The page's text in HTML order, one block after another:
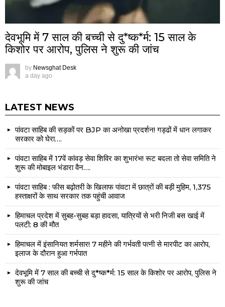
देवभूमि में 7 साल की बच्ची से दु*ष्क*र्म: 15 साल के
किशोर पर आरोप, पुलिस ने शुरू की जांच
by Newsghat Desk
a day ago
LATEST NEWS
पांवटा साहिब की सड़कों पर BJP का अनोखा प्रदर्शन! गड्ढों में धान लगाकर
सरकार को घेरा….
पांवटा साहिब में 17वें कांवड़ सेवा शिविर का शुभारंभ! रूट बदला तो सेवा समिति ने
शुरू की मोबाइल भंडारा वैन….
पांवटा साहिब : फीस बढ़ोतरी के खिलाफ पांवटा में छात्रों की बड़ी मुहिम, 1,375
हस्ताक्षरों के साथ सरकार तक पहुंची आवाज
हिमाचल प्रदेश में सुबह-सुबह बड़ा हादसा, यात्रियों से भरी निजी बस खाई में
पलटी: 8 की मौत
हिमाचल में इंसानियत शर्मसार! 7 महीने की गर्भवती पत्नी से मारपीट का आरोप,
इलाज के दौरान हुआ गर्भपात
देवभूमि में 7 साल की बच्ची से दु*ष्क*र्म: 15 साल के किशोर पर आरोप, पुलिस ने
शुरू की जांच